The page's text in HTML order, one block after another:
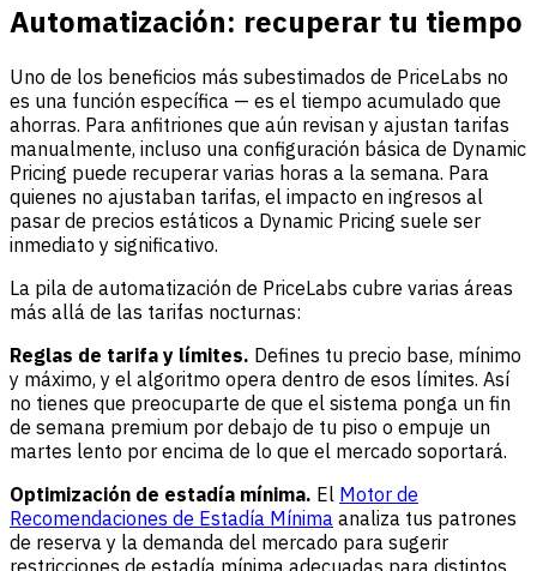
Automatización: recuperar tu tiempo
Uno de los beneficios más subestimados de PriceLabs no
es una función específica — es el tiempo acumulado que
ahorras. Para anfitriones que aún revisan y ajustan tarifas
manualmente, incluso una configuración básica de Dynamic
Pricing puede recuperar varias horas a la semana. Para
quienes no ajustaban tarifas, el impacto en ingresos al
pasar de precios estáticos a Dynamic Pricing suele ser
inmediato y significativo.
La pila de automatización de PriceLabs cubre varias áreas
más allá de las tarifas nocturnas:
Reglas de tarifa y límites. Defines tu precio base, mínimo
y máximo, y el algoritmo opera dentro de esos límites. Así
no tienes que preocuparte de que el sistema ponga un fin
de semana premium por debajo de tu piso o empuje un
martes lento por encima de lo que el mercado soportará.
Optimización de estadía mínima. El Motor de
Recomendaciones de Estadía Mínima analiza tus patrones
de reserva y la demanda del mercado para sugerir
restricciones de estadía mínima adecuadas para distintos